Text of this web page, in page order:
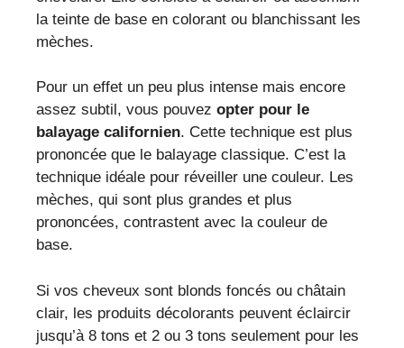
la teinte de base en colorant ou blanchissant les
mèches.
Pour un effet un peu plus intense mais encore
assez subtil, vous pouvez opter pour le
balayage californien. Cette technique est plus
prononcée que le balayage classique. C’est la
technique idéale pour réveiller une couleur. Les
mèches, qui sont plus grandes et plus
prononcées, contrastent avec la couleur de
base.
Si vos cheveux sont blonds foncés ou châtain
clair, les produits décolorants peuvent éclaircir
jusqu’à 8 tons et 2 ou 3 tons seulement pour les